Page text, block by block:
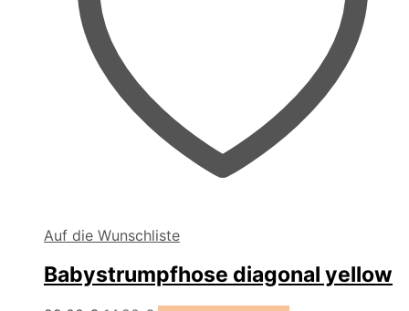
Auf die Wunschliste
Babystrumpfhose diagonal yellow